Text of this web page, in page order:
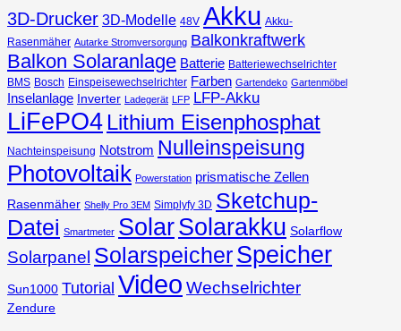
3D-Drucker 3D-Modelle 48V Akku Akku-
Rasenmäher Autarke Stromversorgung Balkonkraftwerk
Balkon Solaranlage Batterie Batteriewechselrichter
BMS Bosch Einspeisewechselrichter Farben Gartendeko Gartenmöbel
Inselanlage Inverter Ladegerät LFP LFP-Akku
LiFePO4 Lithium Eisenphosphat
Nachteinspeisung Notstrom Nulleinspeisung
Photovoltaik Powerstation prismatische Zellen
Rasenmäher Shelly Pro 3EM Simplyfy 3D Sketchup-
Datei Smartmeter SolarSolarakku Solarflow
Solarpanel SolarspeicherSpeicher
Sun1000 Tutorial Video Wechselrichter
Zendure